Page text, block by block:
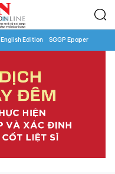
English Edition SGGP Epaper